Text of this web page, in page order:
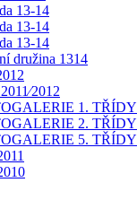
13-14
13-14
13-14
družina 1314
1. TŘÍDY
2. TŘÍDY
5. TŘÍDY